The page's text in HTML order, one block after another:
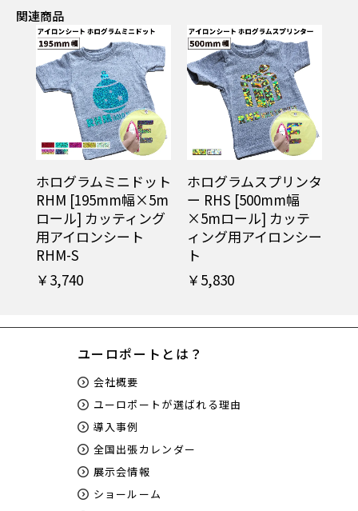
関連商品
ホログラムミニドット
RHM [195mm幅×5m
ロール] カッティング
用アイロンシート
RHM-S
￥3,740
ホログラムスプリンタ
ー RHS [500mm幅
×5mロール] カッテ
ィング用アイロンシー
ト
￥5,830
ユーロポートとは？
会社概要
ユーロポートが選ばれる理由
導入事例
全国出張カレンダー
展示会情報
ショールーム